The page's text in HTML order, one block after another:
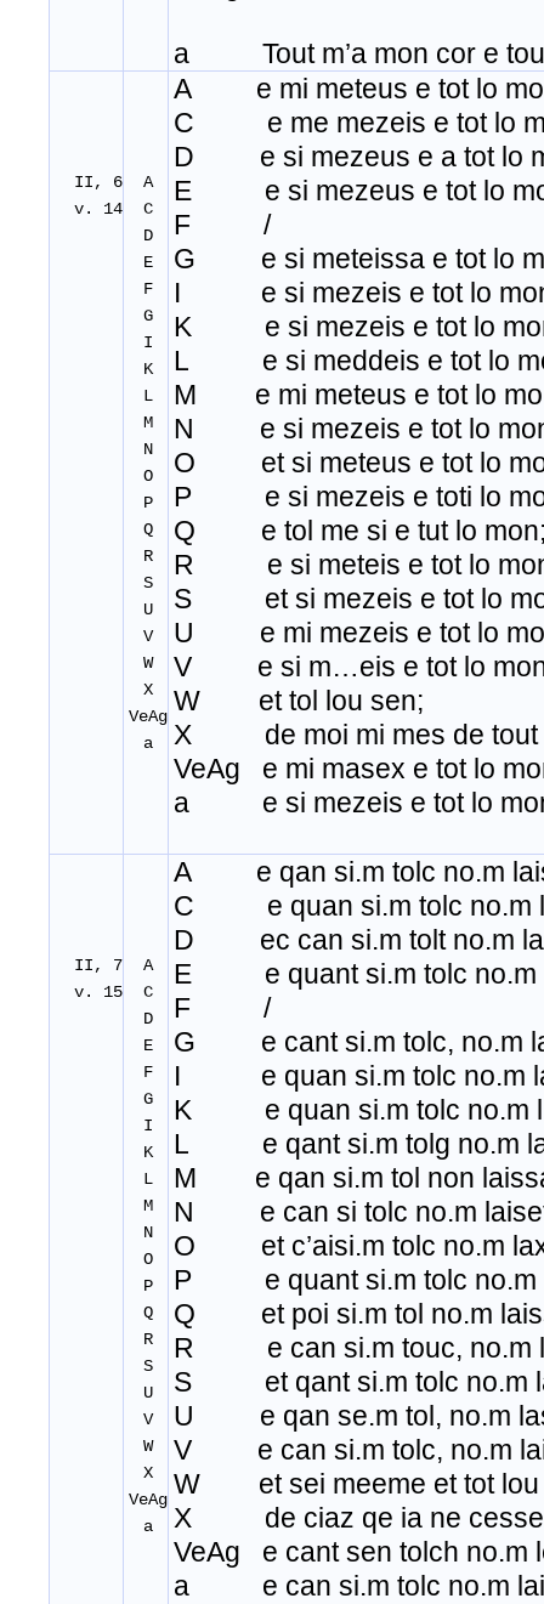
a Tout m’a mon cor e tout
II, 6
v. 14
A
C
D
E
F
G
I
K
L
M
N
O
P
Q
R
S
U
V
W
X
VeAg
a
A e mi meteus e tot lo
C e me mezeis e tot lo
D e si mezeus e a tot lo
E e si mezeus e tot lo
F /
G e si meteissa e tot lo
I e si mezeis e tot lo
K e si mezeis e tot lo
L e si meddeis e tot lo
M e mi meteus e tot lo
N e si mezeis e tot lo
O et si meteus e tot lo
P e si mezeis e toti lo
Q e tol me si e tut lo
R e si meteis e tot lo
S et si mezeis e tot lo
U e mi mezeis e tot lo
V e si m…eis e tot lo
W et tol lou sen;
X de moi mi mes de tout
VeAg e mi masex e tot lo
a e si mezeis e tot lo
II, 7
v. 15
A
C
D
E
F
G
I
K
L
M
N
O
P
Q
R
S
U
V
W
X
VeAg
a
A e qan si.m tolc no.m
C e quan si.m tolc no.m
D ec can si.m tolt no.m
E e quant si.m tolc no.m
F /
G e cant si.m tolc, no.m
I e quan si.m tolc no.m
K e quan si.m tolc no.m
L e qant si.m tolg no.m
M e qan si.m tol non
N e can si tolc no.m
O et c’aisi.m tolc no.m
P e quant si.m tolc no.m
Q et poi si.m tol no.m
R e can si.m touc, no.m
S et qant si.m tolc no.m
U e qan se.m tol, no.m
V e can si.m tolc, no.m
W et sei meeme et tot lou
X de ciaz qe ia ne
VeAg e cant sen tolch no.m
a e can si.m tolc no.m